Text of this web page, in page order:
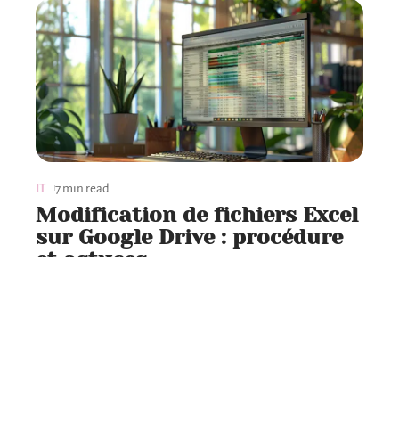
IT 7 min read
Modification de fichiers Excel
sur Google Drive : procédure
et astuces